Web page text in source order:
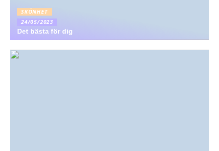
SKÖNHET
24/05/2023
Det bästa för dig